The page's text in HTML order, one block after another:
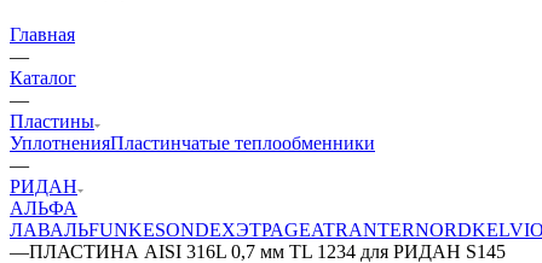
Главная
—
Каталог
—
Пластины
УплотненияПластинчатые теплообменники
—
РИДАН
АЛЬФА
ЛАВАЛЬFUNKESONDEXЭТРАGEATRANTERNORD
—ПЛАСТИНА AISI 316L 0,7 мм TL 1234 для РИДАН S145